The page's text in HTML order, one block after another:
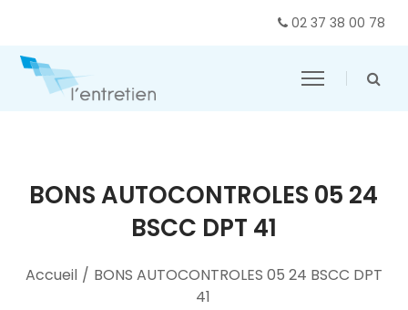
02 37 38 00 78
BONS AUTOCONTROLES 05 24
BSCC DPT 41
Accueil / BONS AUTOCONTROLES 05 24 BSCC DPT
41